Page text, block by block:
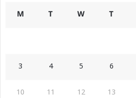
M T W T
3 4 5 6
10 11 12 13